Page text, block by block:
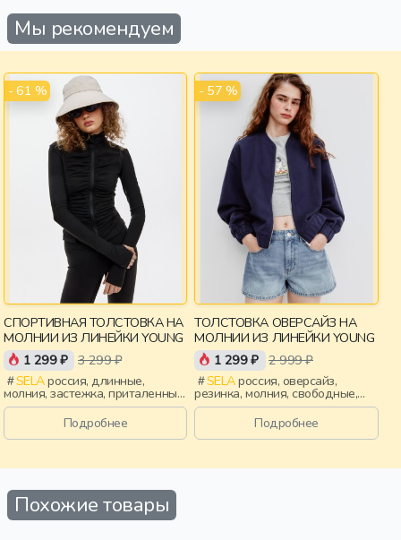
Мы рекомендуем
- 61 %
СПОРТИВНАЯ ТОЛСТОВКА НА
МОЛНИИ ИЗ ЛИНЕЙКИ YOUNG
1 299 ₽ 3 299 ₽
SELAроссия, длинные,
молния, застежка, приталенные,
ворот, воротник, воротник-
стойка, спорт, девочки,
старшеклассники, дети
Подробнее
- 57 %
ТОЛСТОВКА ОВЕРСАЙЗ НА
МОЛНИИ ИЗ ЛИНЕЙКИ YOUNG
1 299 ₽ 2 999 ₽
SELAроссия, оверсайз,
резинка, молния, свободные,
эластичные, девочки,
старшеклассники, дети
Подробнее
Похожие товары